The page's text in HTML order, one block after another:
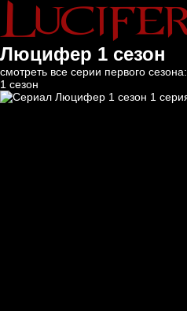
Люцифер 1 сезон
смотреть все серии первого сезона:
1 сезон